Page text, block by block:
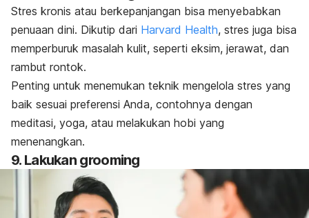
Stres kronis atau berkepanjangan bisa menyebabkan
penuaan dini. Dikutip dari Harvard Health, stres juga bisa
memperburuk masalah kulit, seperti eksim, jerawat, dan
rambut rontok.
Penting untuk menemukan teknik mengelola stres yang
baik sesuai preferensi Anda, contohnya dengan
meditasi, yoga, atau melakukan hobi yang
menenangkan.
9. Lakukan grooming